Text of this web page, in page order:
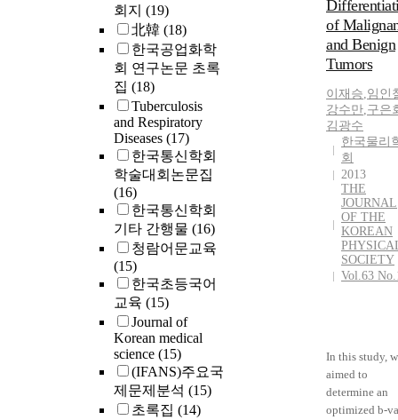
회지 (19)
北韓 (18)
한국공업화학
회 연구논문 초록
집 (18)
Tuberculosis
and Respiratory
Diseases (17)
한국통신학회
학술대회논문집
(16)
한국통신학회
기타 간행물 (16)
청람어문교육
(15)
한국초등국어
교육 (15)
Journal of
Korean medical
science (15)
(IFANS)주요국
제문제분석 (15)
초록집 (14)
performing a
subsequent
comparative
analysis of
using the
indexmethod,
reproduced in
in-house
developed
respiration-
simulating
phantom.
Therefore,
wedesigned a
respiration-
of
and Benign
Tumors
이재승,임인
강수만,구은
김광수
한국물리
회
2013
THE
JOURNAL
OF THE
KOREAN
SOCIETY
Vol.63
In this study,
aimed to
determine an
optimized b-